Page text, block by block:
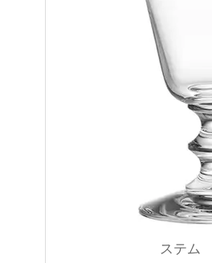
ステム